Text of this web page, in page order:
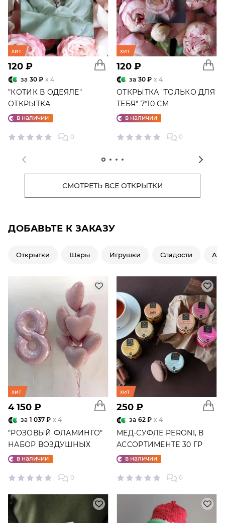
хит
120 ₽
за 30 ₽ x 4
"КОТИК В ОДЕЯЛЕ"
ОТКРЫТКА
в наличии
0
хит
120 ₽
за 30 ₽ x 4
ОТКРЫТКА "ТОЛЬКО ДЛЯ
ТЕБЯ" 7*10 СМ
в наличии
0
СМОТРЕТЬ ВСЕ ОТКРЫТКИ
ДОБАВЬТЕ К ЗАКАЗУ
Открытки Шары Игрушки Сладости
хит
4 150 ₽
за 1 037 ₽ x 4
"РОЗОВЫЙ ФЛАМИНГО"
НАБОР ВОЗДУШНЫХ
ШАРОВ №25
в наличии
0
хит
250 ₽
за 62 ₽ x 4
МЕД-СУФЛЕ PERONI, В
АССОРТИМЕНТЕ 30 ГР
в наличии
0